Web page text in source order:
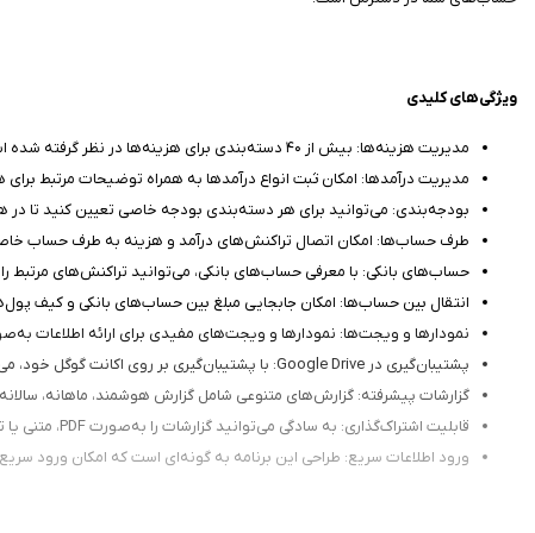
ویژگی‌های کلیدی
مدیریت هزینه‌ها: بیش از ۴۰ دسته‌بندی برای هزینه‌ها در نظر گرفته شده است. برای هر هزینه، می‌توانید دسته، مبلغ، عکس، تگ رنگی، طرف حساب و حساب بانکی مرتبط را تعریف کنید.
مدیریت درآمدها: امکان ثبت انواع درآمدها به همراه توضیحات مرتبط
بودجه‌بندی: می‌توانید برای هر دسته‌بندی بودجه خاصی تعیین کنید تا در
طرف حساب‌ها: امکان اتصال تراکنش‌های درآمد و هزینه به طرف حساب خاصی
حساب‌های بانکی: با معرفی حساب‌های بانکی، می‌توانید تراکنش‌های مرتبط
انتقال بین حساب‌ها: امکان جابجایی مبلغ بین حساب‌های بانکی و کیف
نمودارها و ویجت‌ها: نمودارها و ویجت‌های مفیدی برای ارائه اطلاعات
پشتیبان‌گیری در Google Drive: با پشتیبان‌گیری بر روی اکانت گوگل خود، می‌توانید اطلاعات را بدون نگرانی از حذف شدن آن‌ها بازیابی کنید.
گزارشات پیشرفته: گزارش‌های متنوعی شامل گزارش هوشمند، ماهانه،
قابلیت اشتراک‌گذاری: به سادگی می‌توانید گزارشات را به‌صورت PDF، متنی یا تصویری به اشتراک بگذارید.
ورود اطلاعات سریع: طراحی این برنامه به گونه‌ای است که امکان ورود